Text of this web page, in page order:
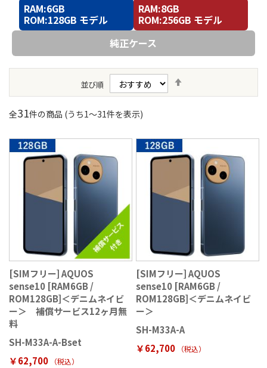
RAM:6GB
ROM:128GB モデル
RAM:8GB
ROM:256GB モデル
純正ケース
並び順
全31件の商品 (うち1〜31件を表示)
[SIMフリー] AQUOS
sense10 [RAM6GB /
ROM128GB]＜デニムネイビ
ー＞ 補償サービス12ヶ月無
料
SH-M33A-A-Bset
￥62,700
（税込）
[SIMフリー] AQUOS
sense10 [RAM6GB /
ROM128GB]＜デニムネイビ
ー＞
SH-M33A-A
￥62,700
（税込）